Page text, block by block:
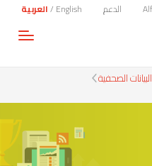
English
/العربية الدعم
البيانات الصحفية